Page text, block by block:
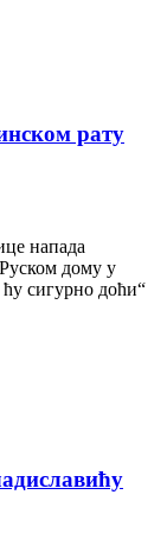
рату
напада
дому у
ћу сигурно доћи“